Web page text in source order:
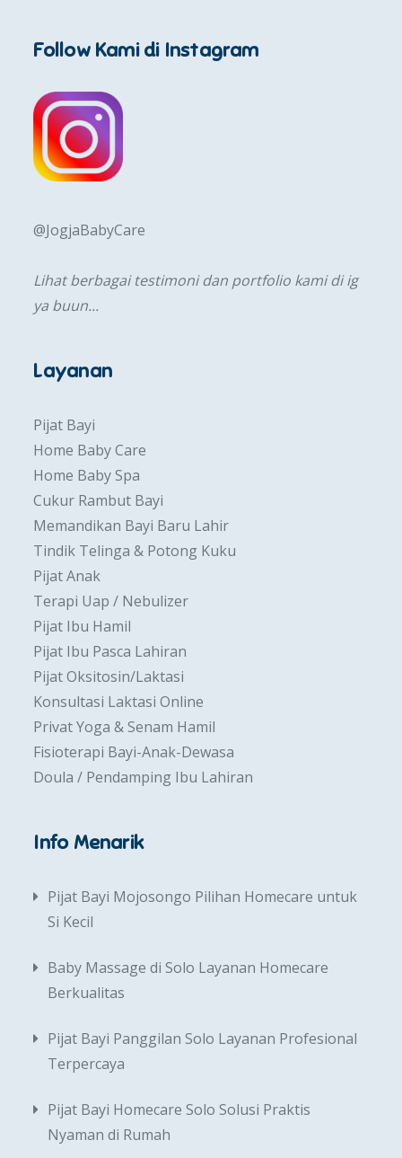
Follow Kami di Instagram
@JogjaBabyCare
Lihat berbagai testimoni dan portfolio kami di ig
ya buun...
Layanan
Pijat Bayi
Home Baby Care
Home Baby Spa
Cukur Rambut Bayi
Memandikan Bayi Baru Lahir
Tindik Telinga & Potong Kuku
Pijat Anak
Terapi Uap / Nebulizer
Pijat Ibu Hamil
Pijat Ibu Pasca Lahiran
Pijat Oksitosin/Laktasi
Konsultasi Laktasi Online
Privat Yoga & Senam Hamil
Fisioterapi Bayi-Anak-Dewasa
Doula / Pendamping Ibu Lahiran
Info Menarik
Pijat Bayi Mojosongo Pilihan Homecare untuk
Si Kecil
Baby Massage di Solo Layanan Homecare
Berkualitas
Pijat Bayi Panggilan Solo Layanan Profesional
Terpercaya
Pijat Bayi Homecare Solo Solusi Praktis
Nyaman di Rumah